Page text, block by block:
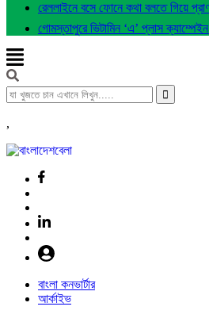
রেললাইনে বসে ফোনে কথা বলতে গিয়ে
গোমস্তাপুরে ভিটামিন ‘এ’ প্লাস
,
বাংলা কনভার্টার
আর্কাইভ